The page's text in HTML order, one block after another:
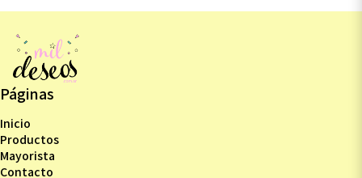
Páginas
Inicio
Productos
Mayorista
Contacto